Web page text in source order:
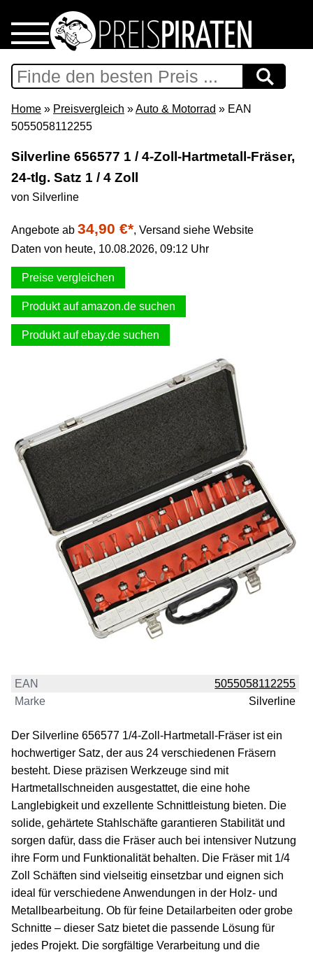
Home
Download
Support & Newsletter
Presse
Datenschutz
Impressum
Home » Preisvergleich »Auto & Motorrad » EAN
5055058112255
Silverline 656577 1 / 4-Zoll-Hartmetall-Fräser,
24-tlg. Satz 1 / 4 Zoll
von Silverline
Angebote ab 34,90 €*, Versand siehe Website
Daten von heute, 10.08.2026, 09:12 Uhr
Preise vergleichen
Produkt auf amazon.de suchen
Produkt auf ebay.de suchen
EAN
5055058112255
Marke
Silverline
Der Silverline 656577 1/4-Zoll-Hartmetall-Fräser ist ein
hochwertiger Satz, der aus 24 verschiedenen Fräsern
besteht. Diese präzisen Werkzeuge sind mit
Hartmetallschneiden ausgestattet, die eine hohe
Langlebigkeit und exzellente Schnittleistung bieten. Die
solide, gehärtete Stahlschäfte garantieren Stabilität und
sorgen dafür, dass die Fräser auch bei intensiver Nutzung
ihre Form und Funktionalität behalten. Die Fräser mit 1/4
Zoll Schäften sind vielseitig einsetzbar und eignen sich
ideal für verschiedene Anwendungen in der Holz- und
Metallbearbeitung. Ob für feine Detailarbeiten oder grobe
Schnitte – dieser Satz bietet die passende Lösung für
jedes Projekt. Die sorgfältige Verarbeitung und die